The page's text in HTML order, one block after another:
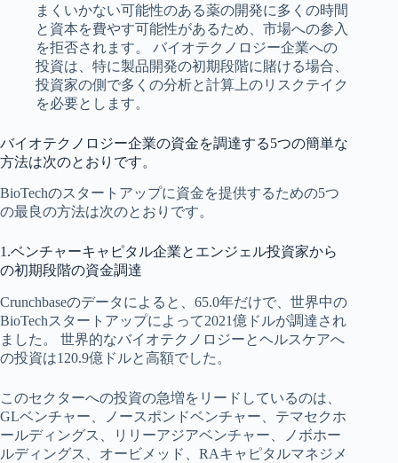
まくいかない可能性のある薬の開発に多くの時間
と資本を費やす可能性があるため、市場への参入
を拒否されます。 バイオテクノロジー企業への
投資は、特に製品開発の初期段階に賭ける場合、
投資家の側で多くの分析と計算上のリスクテイク
を必要とします。
バイオテクノロジー企業の資金を調達する5つの簡単な
方法は次のとおりです。
BioTechのスタートアップに資金を提供するための5つ
の最良の方法は次のとおりです。
1.ベンチャーキャピタル企業とエンジェル投資家から
の初期段階の資金調達
Crunchbaseのデータによると、65.0年だけで、世界中の
BioTechスタートアップによって2021億ドルが調達され
ました。 世界的なバイオテクノロジーとヘルスケアへ
の投資は120.9億ドルと高額でした。
このセクターへの投資の急増をリードしているのは、
GLベンチャー、ノースポンドベンチャー、テマセクホ
ールディングス、リリーアジアベンチャー、ノボホー
ルディングス、オービメッド、RAキャピタルマネジメ